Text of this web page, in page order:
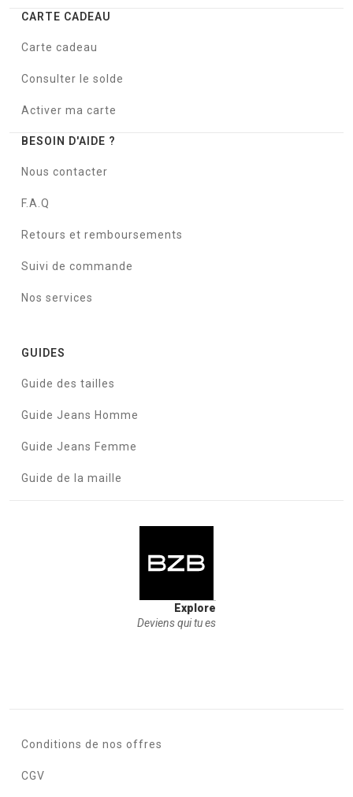
CARTE CADEAU
Carte cadeau
Consulter le solde
Activer ma carte
BESOIN D'AIDE ?
Nous contacter
F.A.Q
Retours et remboursements
Suivi de commande
Nos services
GUIDES
Guide des tailles
Guide Jeans Homme
Guide Jeans Femme
Guide de la maille
Explore
Deviens qui tu es
Conditions de nos offres
CGV